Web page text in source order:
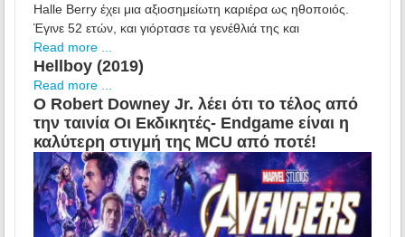
Halle Berry έχει μια αξιοσημείωτη καριέρα ως ηθοποιός.
Έγινε 52 ετών, και γιόρτασε τα γενέθλιά της και
Read more ...
Hellboy (2019)
Read more ...
Ο Robert Downey Jr. λέει ότι το τέλος από
την ταινία Oι Εκδικητές- Endgame είναι η
καλύτερη στιγμή της MCU από ποτέ!